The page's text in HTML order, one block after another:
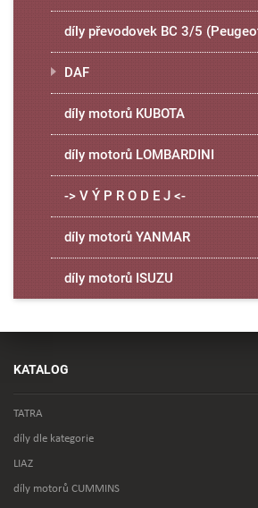
díly převodovek BC 3/5
DAF
díly motorů KUBOTA
díly motorů LOMBARDINI
-> V Ý P R O D E J <-
díly motorů YANMAR
díly motorů ISUZU
KATALOG
TATRA
díly dle kategorie
LIAZ
díly motorů CUMMINS